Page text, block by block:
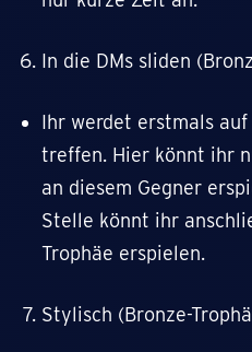
In die DMs sliden
Ihr werdet erstmals
treffen. Hier könnt ihr
an diesem Gegner
Stelle könnt ihr
Trophäe erspielen.
Stylisch (Bronze-